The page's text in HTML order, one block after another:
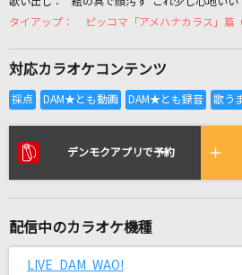
カラオケリクエ
リアルタイムで歌われて
東京サマーセッション
うめき
ヨルシカ
ピッコマ「アメハナカラス」篇
対応カラオケコンテンツ
デンモクアプリで予約
配信中のカラオケ機種
LIVE DAM WAO!